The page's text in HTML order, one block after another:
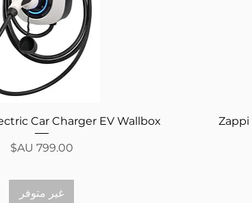
العرض السريع
Car Charger EV Wallbox
السعر
غير متوفر